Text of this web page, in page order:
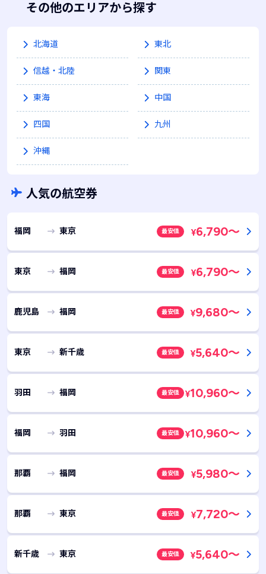
その他のエリアから探す
北海道 東北
信越・北陸 関東
東海 中国
四国 九州
沖縄
人気の航空券
福岡 東京 最安値 ¥6,790～
東京 福岡 最安値 ¥6,790～
鹿児島 福岡 最安値 ¥9,680～
東京 新千歳 最安値 ¥5,640～
羽田 福岡 最安値 ¥10,960～
福岡 羽田 最安値 ¥10,960～
那覇 福岡 最安値 ¥5,980～
那覇 東京 最安値 ¥7,720～
新千歳 東京 最安値 ¥5,640～